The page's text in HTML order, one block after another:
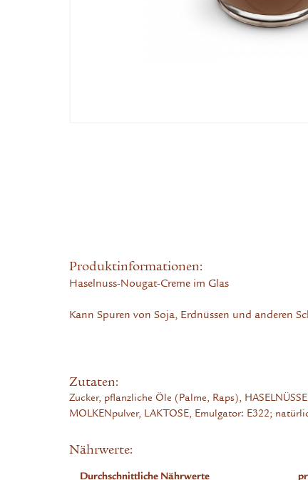
Produktinformationen:
Haselnuss-Nougat-Creme im Glas
Kann Spuren von Soja, Erdnüssen und anderen
Zutaten:
Zucker, pflanzliche Öle (Palme, Raps),
MOLKENpulver, LAKTOSE, Emulgator: E322;
Nährwerte:
Durchschnittliche Nährwerte